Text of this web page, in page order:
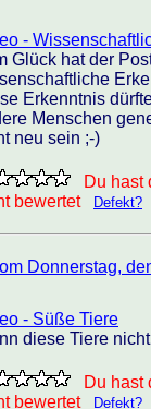
-
Glück hat der
Erkenntnis
Menschen
neu sein ;-)
Du hast
bewertet
Defekt?
Donnerstag,
- Süße Tiere
diese Tiere
Du hast
bewertet
Defekt?